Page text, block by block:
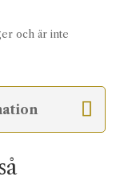
och är inte